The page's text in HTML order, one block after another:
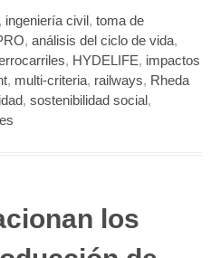
, ingeniería civil , toma de
, análisis del ciclo de vida,
, HYDELIFE, impactos
, multi-criteria, railways, Rheda
, sostenibilidad social ,
los